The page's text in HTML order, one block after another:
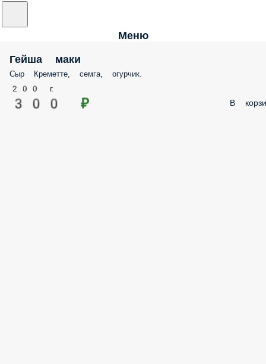
Меню
Гейша маки
Сыр Креметте, семга, огурчик.
200 г.
300 ₽ В